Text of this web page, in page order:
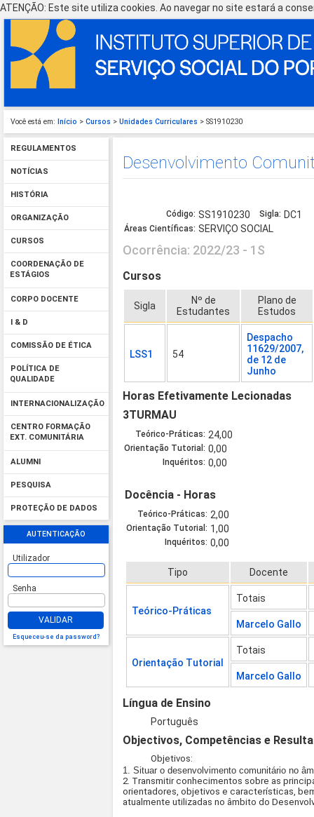
ATENÇÃO: Este site utiliza cookies. Ao navegar no site estará a
Você está em: Início > Cursos > Unidades Curriculares > SS1910230
REGULAMENTOS
NOTÍCIAS
HISTÓRIA
ORGANIZAÇÃO
CURSOS
COORDENAÇÃO DE
ESTÁGIOS
CORPO DOCENTE
I & D
COMISSÃO DE ÉTICA
POLÍTICA DE
QUALIDADE
INTERNACIONALIZAÇÃO
CENTRO FORMAÇÃO
EXT. COMUNITÁRIA
ALUMNI
PESQUISA
PROTEÇÃO DE DADOS
AUTENTICAÇÃO
Utilizador
Senha
VALIDAR
Esqueceu-se da password?
Desenvolvimento
Código: SS1910230 Sigla: DC1
Áreas Científicas: SERVIÇO SOCIAL
Ocorrência: 2022/23 - 1S
Cursos
Sigla
Nº de
Estudantes
Plano de
Estudos
LSS1 54
Despacho
11629/2007,
de 12 de
Junho
Horas Efetivamente Lecionadas
3TURMAU
Teórico-Práticas: 24,00
Orientação Tutorial: 0,00
Inquéritos: 0,00
Docência - Horas
Teórico-Práticas: 2,00
Orientação Tutorial: 1,00
Inquéritos: 0,00
Tipo Docente
Teórico-Práticas
Totais
Marcelo Gallo
Orientação Tutorial
Totais
Marcelo Gallo
Língua de Ensino
Português
Objectivos, Competências e
Objetivos:
1. Situar o desenvolvimento comunitário no
2. Transmitir conhecimentos sobre as
orientadores,objetivos e características,
atualmente utilizadas no âmbito do